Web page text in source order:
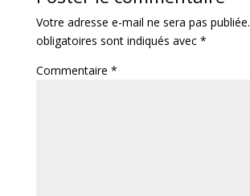
Votre adresse e-mail ne sera pas publiée.
obligatoires sont indiqués avec *
Commentaire *